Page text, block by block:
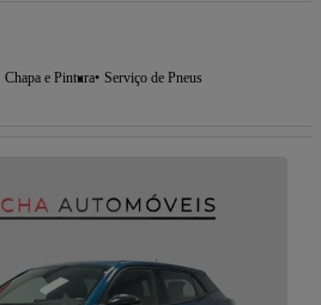
Chapa e Pintura Serviço de Pneus